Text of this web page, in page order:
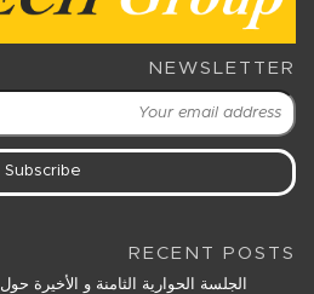
NEWSLETTER
RECENT POSTS
الجلسة الحوارية الثامنة و الأخيرة